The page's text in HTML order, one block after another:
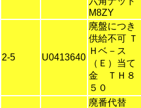
M8ZY
2-5 U0413640
廃盤につき
供給不可 Ｔ
Ｈベ－ス
（Ｅ）当て
金 ＴＨ８
５０
廃番代替